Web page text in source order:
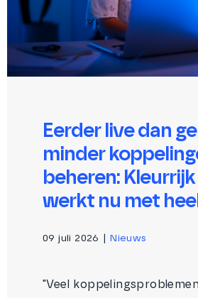
Eerder live dan
minder
beheren:
werkt nu met
09 juli 2026 Nieuws
"Veel